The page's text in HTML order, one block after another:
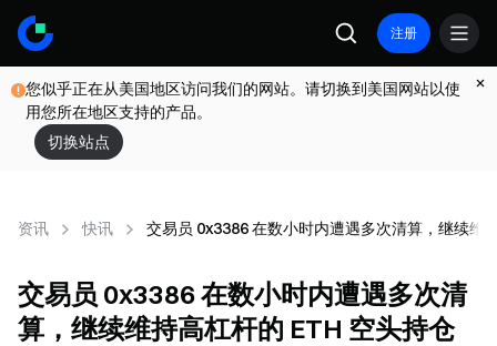
注册
您似乎正在从美国地区访问我们的网站。请切换到美国网站以使
用您所在地区支持的产品。
切换站点
资讯 快讯 交易员 0x3386 在数小时内遭遇多次清算，继续维
交易员 0x3386 在数小时内遭遇多次清
算，继续维持高杠杆的 ETH 空头持仓